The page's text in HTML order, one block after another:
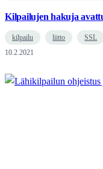
Kilpailujen hakuja
kilpailu liitto
SSL
10.2.2021